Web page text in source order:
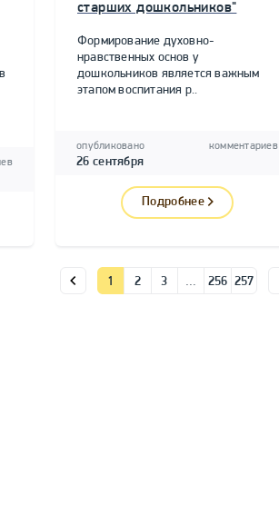
старших дошкольников"
Формирование духовно-
нравственных основ у
дошкольников является важным
этапом воспитания р..
опубликовано
26 сентября
комментариев
Подробнее
1 2 3 … 256 257